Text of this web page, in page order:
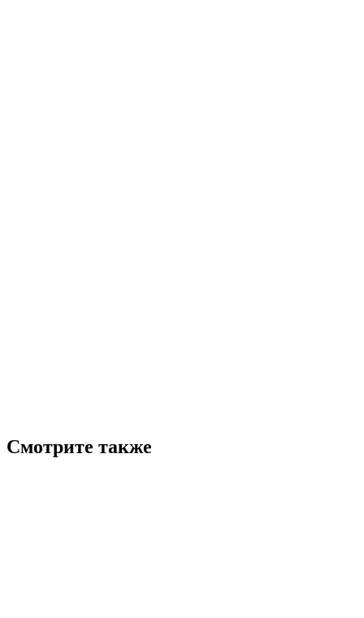
Смотрите также